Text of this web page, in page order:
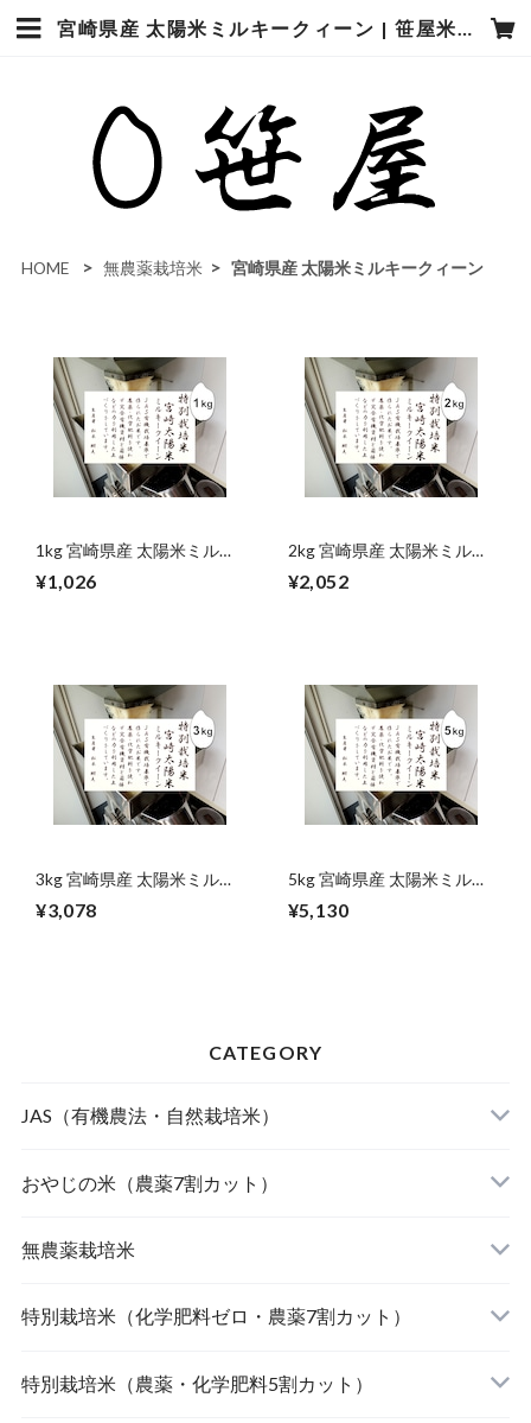
宮崎県産 太陽米ミルキークィーン | 笹屋米店
HOME 無農薬栽培米 宮崎県産 太陽米ミルキークィーン
1kg 宮崎県産 太陽米ミルキ
ークイーン（無農薬栽培
米）
¥1,026
2kg 宮崎県産 太陽米ミルキ
ークイーン（無農薬栽培
米）
¥2,052
3kg 宮崎県産 太陽米ミルキ
米）
¥3,078
5kg 宮崎県産 太陽米ミルキ
米）
¥5,130
CATEGORY
JAS（有機農法・自然栽培米）
山形東置賜 つや姫（有機栽培米）
山形庄内 ミルキークィーン（有機栽培米）
北海道産 おぼろづき（自然栽培米）
北海道産 ななつぼし（自然栽培米）
おやじの米（農薬7割カット）
おやじの米 山形鶴岡産 雪若丸
【完売】おやじの米 山形鶴岡産ササニシキ
おやじの米 山形鶴岡産つや姫
無農薬栽培米
宮崎県産 太陽米ミルキークィーン
【完売】島根奥出雲産 櫛名田姫米こしひかり
特別栽培米（化学肥料ゼロ・農薬7割カット）
風さやか（長野）
特別栽培米（農薬・化学肥料5割カット）